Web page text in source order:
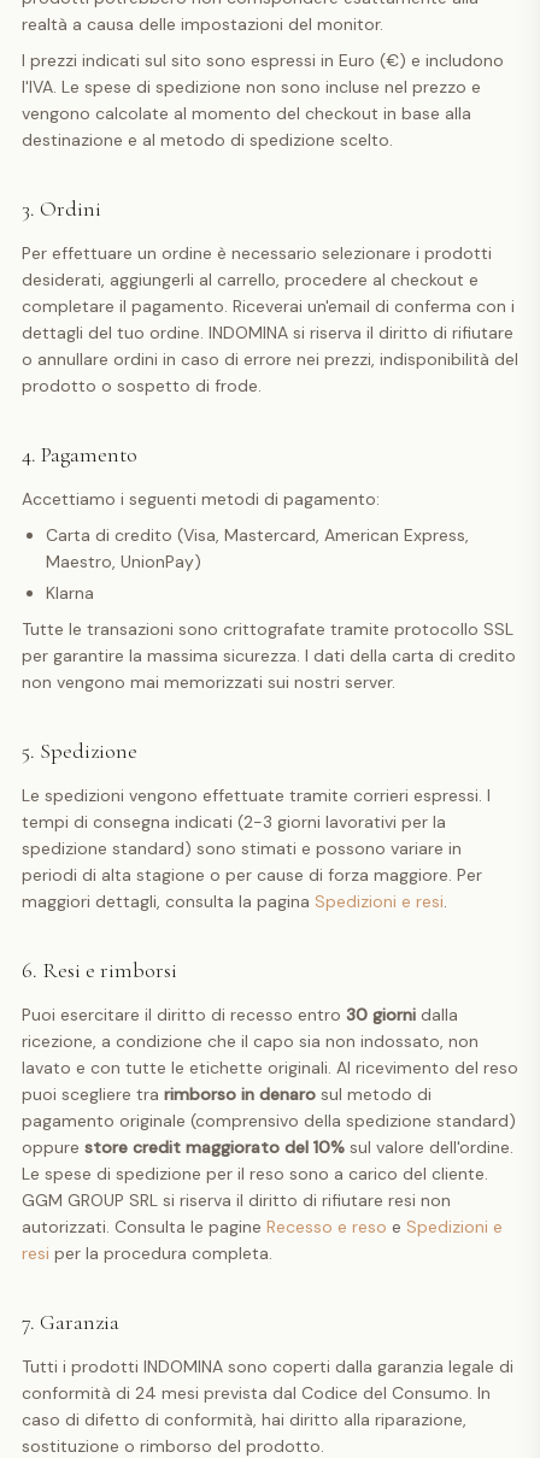
realtà a causa delle impostazioni del monitor.
I prezzi indicati sul sito sono espressi in Euro (€) e includono
l'IVA. Le spese di spedizione non sono incluse nel prezzo e
vengono calcolate al momento del checkout in base alla
destinazione e al metodo di spedizione scelto.
3. Ordini
Per effettuare un ordine è necessario selezionare i prodotti
desiderati, aggiungerli al carrello, procedere al checkout e
completare il pagamento. Riceverai un'email di conferma con i
dettagli del tuo ordine. INDOMINA si riserva il diritto di rifiutare
o annullare ordini in caso di errore nei prezzi, indisponibilità del
prodotto o sospetto di frode.
4. Pagamento
Accettiamo i seguenti metodi di pagamento:
Carta di credito (Visa, Mastercard, American Express,
Maestro, UnionPay)
Klarna
Tutte le transazioni sono crittografate tramite protocollo SSL
per garantire la massima sicurezza. I dati della carta di credito
non vengono mai memorizzati sui nostri server.
5. Spedizione
Le spedizioni vengono effettuate tramite corrieri espressi. I
tempi di consegna indicati (2-3 giorni lavorativi per la
spedizione standard) sono stimati e possono variare in
periodi di alta stagione o per cause di forza maggiore. Per
maggiori dettagli, consulta la pagina Spedizioni e resi.
6. Resi e rimborsi
Puoi esercitare il diritto di recesso entro 30 giornidalla
ricezione, a condizione che il capo sia non indossato, non
lavato e con tutte le etichette originali. Al ricevimento del reso
puoi scegliere tra rimborso in denarosul metodo di
pagamento originale (comprensivo della spedizione standard)
oppure store credit maggiorato del 10%sul valore dell'ordine.
Le spese di spedizione per il reso sono a carico del cliente.
GGM GROUP SRL si riserva il diritto di rifiutare resi non
autorizzati. Consulta le pagine Recesso e reso e Spedizioni e
resi per la procedura completa.
7. Garanzia
Tutti i prodotti INDOMINA sono coperti dalla garanzia legale di
conformità di 24 mesi prevista dal Codice del Consumo. In
caso di difetto di conformità, hai diritto alla riparazione,
sostituzione o rimborso del prodotto.